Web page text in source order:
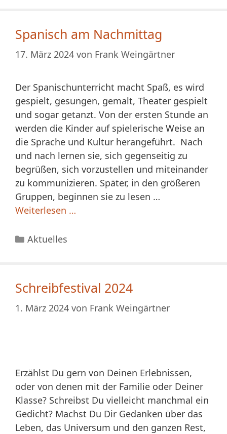
Spanisch am Nachmittag
17. März 2024 von Frank Weingärtner
Der Spanischunterricht macht Spaß, es wird
gespielt, gesungen, gemalt, Theater gespielt
und sogar getanzt. Von der ersten Stunde an
werden die Kinder auf spielerische Weise an
die Sprache und Kultur herangeführt. Nach
und nach lernen sie, sich gegenseitig zu
begrüßen, sich vorzustellen und miteinander
zu kommunizieren. Später, in den größeren
Gruppen, beginnen sie zu lesen …
Weiterlesen …
Kategorien
Aktuelles
Schreibfestival 2024
1. März 2024 von Frank Weingärtner
Erzählst Du gern von Deinen Erlebnissen,
oder von denen mit der Familie oder Deiner
Klasse? Schreibst Du vielleicht manchmal ein
Gedicht? Machst Du Dir Gedanken über das
Leben, das Universum und den ganzen Rest,